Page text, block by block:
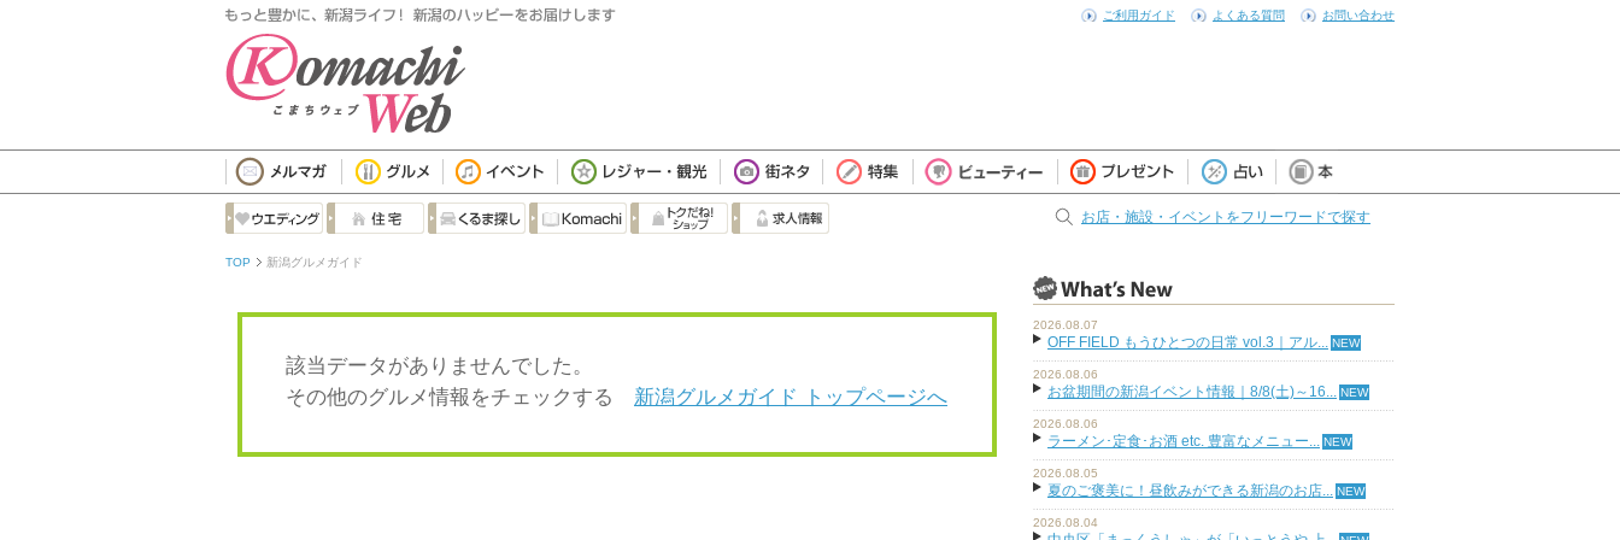
ご利用ガイド よくある質問 お問い合わせ
お店・施設・イベントをフリーワードで探す
TOP 新潟グルメガイド
該当データがありませんでした。
その他のグルメ情報をチェックする 新潟グルメガイド トップページへ
2026.08.07
OFF FIELD もうひとつの日常 vol.3｜アル...
2026.08.06
お盆期間の新潟イベント情報｜8/8(土)～16...
2026.08.06
ラーメン･定食･お酒 etc. 豊富なメニュー...
2026.08.05
夏のご褒美に！昼飲みができる新潟のお店...
2026.08.04